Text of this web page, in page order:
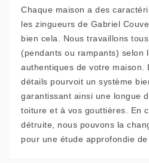
Chaque maison a des
les zingueurs de Gabriel
bien cela. Nous travaillons
(pendants ou rampants) selon
authentiques de votre maison.
détails pourvoit un système
garantissant ainsi une longue
toiture et à vos gouttières. En
détruite, nous pouvons la
pour une étude approfondie